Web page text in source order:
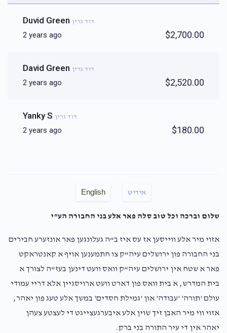
Duvid Green דוד גרין
2 years ago $2,700.00
David Green דוד גרין
2 years ago $2,520.00
Yanky S דוד גרין
2 years ago $180.00
English אידיש
שלום וברכה וכל טוב סלה פאר אלע בני החבורה הע"י
אזוי מיר אלע ווייסען אז עס איז ב“ה געלונגען פאר אונזערע חבירים
בני החבורה פון ירושלים עיה“ק צו חתמענען אויף א קאנטראקט
פאר א שטח אין ירושלים עיה“ק וואס וועט דינען בעז“ה לצורך א
בית המדרש, א בית וואס פון דארט וועט ארויסגיין אלא דריי עמודי
עולם 'תורה' 'עבודה' און 'גמילת חסדים' במשך אלע טעג פון יאהר,
אזוי ווי מיר האבן זיך שוין אלע איבערגעצייגט די לעצטע צעהן
יאהר אין די עיר התורה בני ברק.